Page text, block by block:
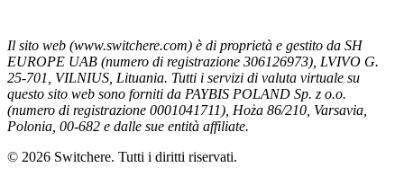
Il sito web (www.switchere.com) è di proprietà e gestito da SH
EUROPE UAB (numero di registrazione 306126973), LVIVO G.
25-701, VILNIUS, Lituania. Tutti i servizi di valuta virtuale su
questo sito web sono forniti da PAYBIS POLAND Sp. z o.o.
(numero di registrazione 0001041711), Hoża 86/210, Varsavia,
Polonia, 00-682 e dalle sue entità affiliate.
© 2026 Switchere. Tutti i diritti riservati.